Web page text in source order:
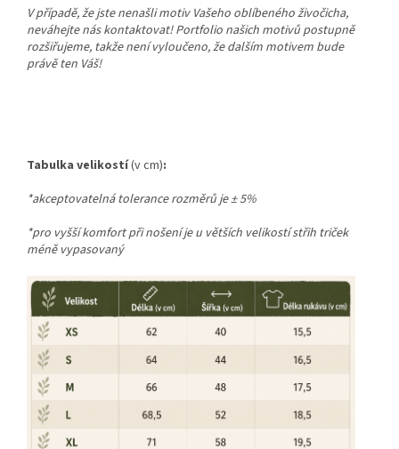
V případě, že jste nenašli motiv Vašeho oblíbeného živočicha,
neváhejte nás kontaktovat! Portfolio našich motivů postupně
rozšiřujeme, takže není vyloučeno, že dalším motivem bude
právě ten Váš!
Tabulka velikostí(v cm):
*akceptovatelná tolerance rozměrů je±5%
*pro vyšší komfort při nošení je u větších velikostí střih triček
méně vypasovaný